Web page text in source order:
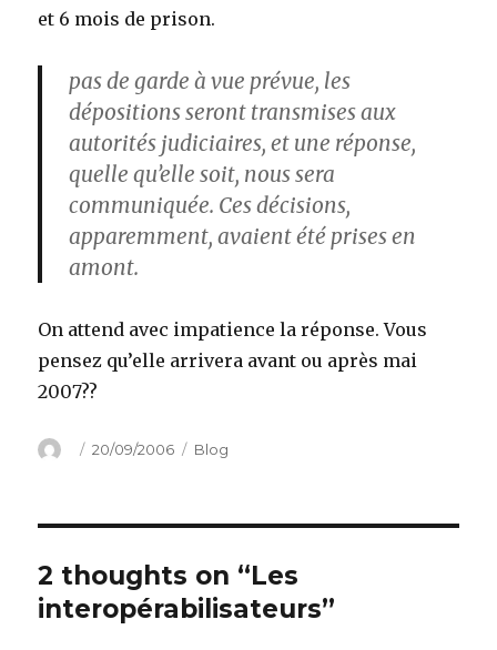
et 6 mois de prison.
pas de garde à vue prévue, les
dépositions seront transmises aux
autorités judiciaires, et une réponse,
quelle qu’elle soit, nous sera
communiquée. Ces décisions,
apparemment, avaient été prises en
amont.
On attend avec impatience la réponse. Vous
pensez qu’elle arrivera avant ou après mai
2007??
Author
Posted
20/09/2006 Categories
Blog
2 thoughts on “Les
interopérabilisateurs”